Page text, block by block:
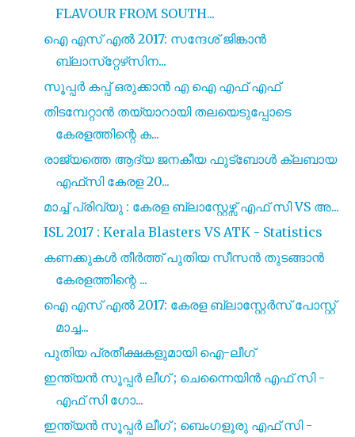
FLAVOUR FROM SOUTH...
ഐ എസ്‌ എൽ 2017: സന്ദേശ് ജിങ്കാൻ
ബ്ലാസ്‌റ്റേഴ്‌സിന...
സൂപ്പർ കപ്പ് ഒരുക്കാൻ എ ഐ എഫ് എഫ്
തിടമ്പേറ്റാൻ തയ്യാറായി തലയെടുപ്പോടെ
കേരളത്തിന്റെ ക...
രാജ്യത്തെ ആദ്യ ജനകീയ ഫുട്ബോൾ ക്ലബായ
എഫ്‌സി കേരള 20...
മാച്ച് പ്രിവ്യു : കേരള ബ്ലാസ്റ്റേഴ്സ് എഫ് സി VS അ...
ISL 2017 : Kerala Blasters VS ATK - Statistics
കണക്കുകൾ തീർത്ത് പുതിയ സീസൻ തുടങ്ങാൻ
കേരളത്തിന്റെ ...
ഐ എസ്‌ എൽ 2017: കേരള ബ്ലാസ്റ്റേർസ് പോസ്റ്റ്
മാച്ച...
പുതിയ പ്രതീക്ഷകളുമായി ഐ-ലീഗ്
ഇന്ത്യൻ സൂപ്പർ ലീഗ് ; ചെന്നൈയിൻ എഫ് സി -
എഫ് സി ഗോ...
ഇന്ത്യൻ സൂപ്പർ ലീഗ് ; ബെംഗളൂരു എഫ് സി -